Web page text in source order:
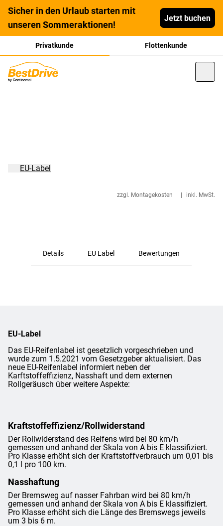
Sicher in den Urlaub starten mit
unseren Sommeraktionen!
Jetzt buchen
Privatkunde Flottenkunde
zzgl. Montagekosten inkl. MwSt.
EU-Label
Details EU Label Bewertungen
EU-Label
Das EU-Reifenlabel ist gesetzlich vorgeschrieben und
wurde zum 1.5.2021 vom Gesetzgeber aktualisiert. Das
neue EU-Reifenlabel informiert neben der
Karftstoffeffizienz, Nasshaft und dem externen
Rollgeräusch über weitere Aspekte:
Kraftstoffeffizienz/Rollwiderstand
Der Rollwiderstand des Reifens wird bei 80 km/h
gemessen und anhand der Skala von A bis E klassifiziert.
Pro Klasse erhöht sich der Kraftstoffverbrauch um 0,01 bis
0,1 l pro 100 km.
Nasshaftung
Der Bremsweg auf nasser Fahrban wird bei 80 km/h
gemessen und anhand der Skala von A bis E klassifiziert.
Pro Klasse erhöht sich die Länge des Bremswegs jeweils
um 3 bis 6 m.